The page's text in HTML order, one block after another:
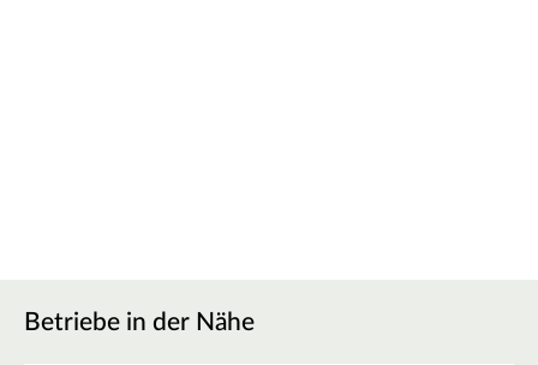
Betriebe in der Nähe